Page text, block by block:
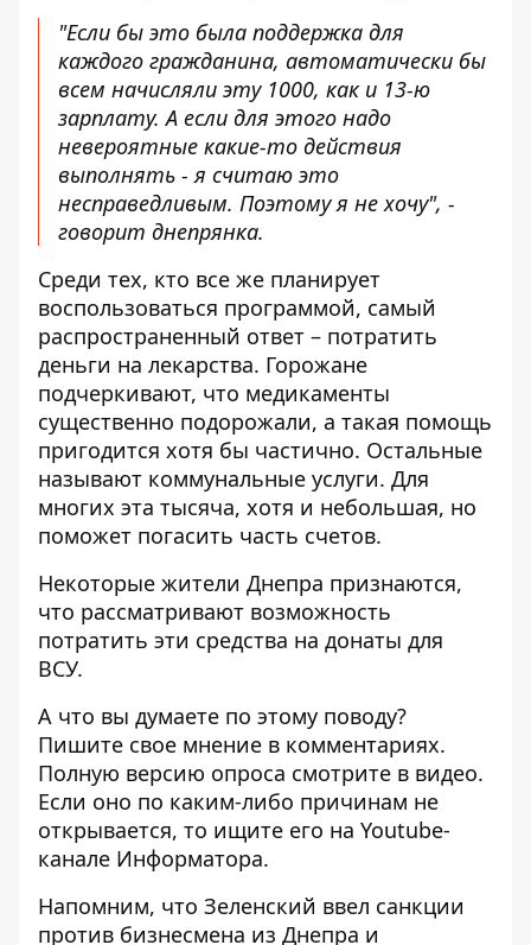
"Если бы это была поддержка для
каждого гражданина, автоматически бы
всем начисляли эту 1000, как и 13-ю
зарплату. А если для этого надо
невероятные какие-то действия
выполнять - я считаю это
несправедливым. Поэтому я не хочу", -
говорит днепрянка.
Среди тех, кто все же планирует
воспользоваться программой, самый
распространенный ответ – потратить
деньги на лекарства. Горожане
подчеркивают, что медикаменты
существенно подорожали, а такая помощь
пригодится хотя бы частично. Остальные
называют коммунальные услуги. Для
многих эта тысяча, хотя и небольшая, но
поможет погасить часть счетов.
Некоторые жители Днепра признаются,
что рассматривают возможность
потратить эти средства на донаты для
ВСУ.
А что вы думаете по этому поводу?
Пишите свое мнение в комментариях.
Полную версию опроса смотрите в видео.
Если оно по каким-либо причинам не
открывается, то ищите его на Youtube-
канале Информатора.
Напомним, что Зеленский ввел санкции
против бизнесмена из Днепра и